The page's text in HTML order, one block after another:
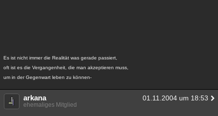
Es ist nicht immer die Realität was gerade passiert,
oft ist es die Vergangenheit, die man akzeptieren muss,
um in der Gegenwart leben zu können-
arkana 01.11.2004 um 18:53
ehemaliges Mitglied